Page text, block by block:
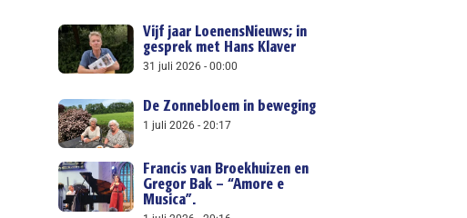
Vijf jaar LoenensNieuws; in
gesprek met Hans Klaver
31 juli 2026 00:00
De Zonnebloem in beweging
1 juli 2026 20:17
Francis van Broekhuizen en
Gregor Bak – “Amore e
Musica”.